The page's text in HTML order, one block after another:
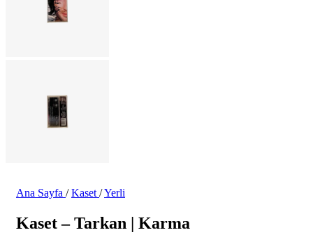
Ana Sayfa / Kaset /Yerli
Kaset – Tarkan | Karma